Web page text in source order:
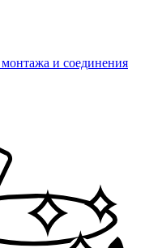
и соединения